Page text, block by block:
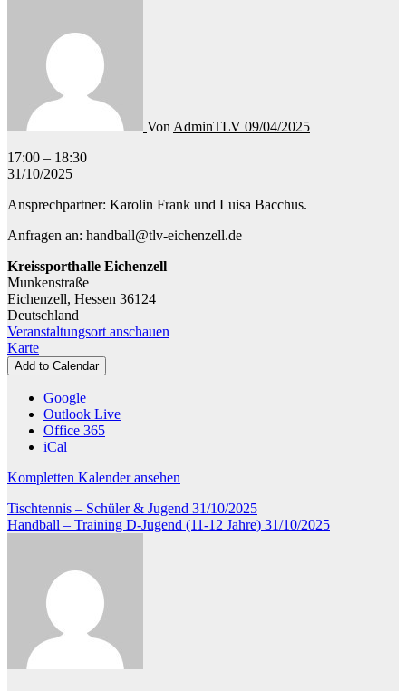
Von AdminTLV 09/04/2025
Handball
-
F-
(7-
Jahre)
17:00 – 18:30
31/10/2025
Ansprechpartner: Karolin Frank und Luisa Bacchus.
Anfragen an: handball@tlv-eichenzell.de
Kreissporthalle Eichenzell
Munkenstraße
Eichenzell, Hessen 36124
Deutschland
Veranstaltungsort anschauen
KarteKreissporthalle
Eichenzell
Add to Calendar
Google
Outlook Live
Office 365
iCal
Kompletten Kalender ansehen
Beitragsnavigation
Tischtennis – Schüler & Jugend 31/10/2025
Handball – Training D-Jugend (11-12 Jahre) 31/10/2025